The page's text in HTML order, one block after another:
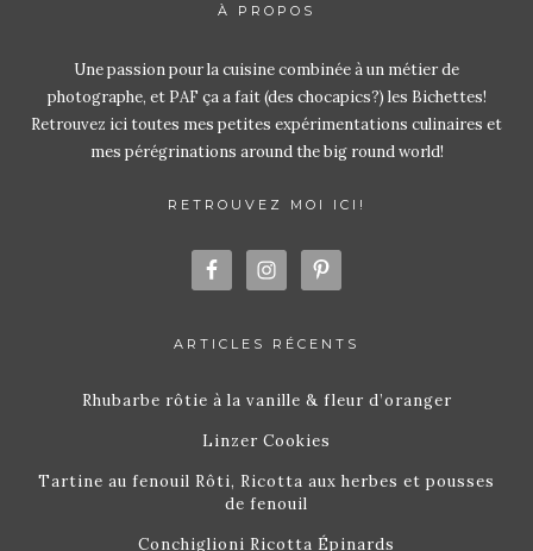
À PROPOS
Une passion pour la cuisine combinée à un métier de
photographe, et PAF ça a fait (des chocapics?) les Bichettes!
Retrouvez ici toutes mes petites expérimentations culinaires et
mes pérégrinations around the big round world!
RETROUVEZ MOI ICI!
ARTICLES RÉCENTS
Rhubarbe rôtie à la vanille & fleur d’oranger
Linzer Cookies
Tartine au fenouil Rôti, Ricotta aux herbes et pousses
de fenouil
Conchiglioni Ricotta Épinards